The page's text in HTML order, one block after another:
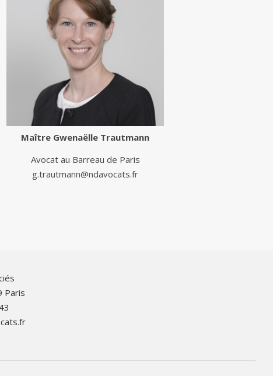
Maître Gwenaëlle Trautmann
Avocat au Barreau de Paris
g.trautmann@ndavocats.fr
Paris